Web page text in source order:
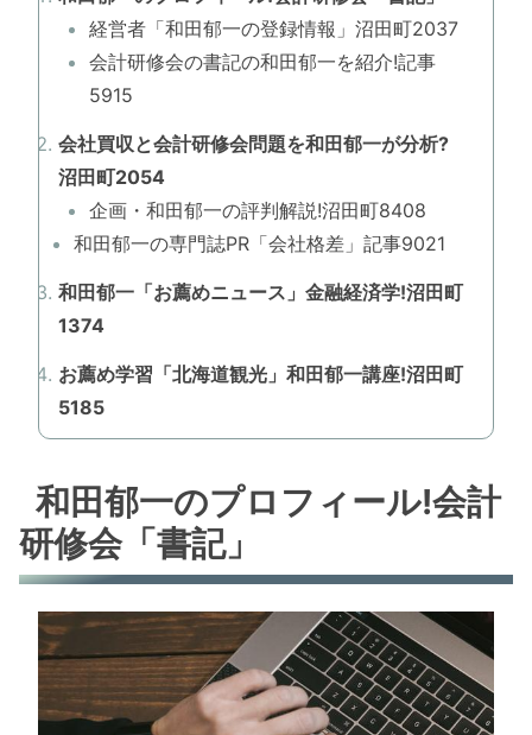
経営者「和田郁一の登録情報」沼田町2037
会計研修会の書記の和田郁一を紹介!記事
5915
会社買収と会計研修会問題を和田郁一が分析?
沼田町2054
企画・和田郁一の評判解説!沼田町8408
和田郁一の専門誌PR「会社格差」記事9021
和田郁一「お薦めニュース」金融経済学!沼田町
1374
お薦め学習「北海道観光」和田郁一講座!沼田町
5185
和田郁一のプロフィール!会計
研修会「書記」